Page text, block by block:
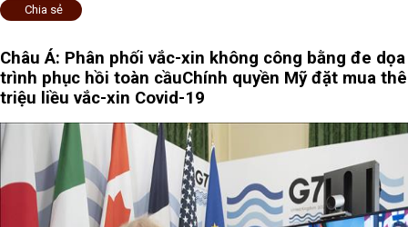
Chia sẻ
Châu Á: Phân phối vắc-xin không công bằng đe
trình phục hồi toàn cầuChính quyền Mỹ đặt mua
triệu liều vắc-xin Covid-19